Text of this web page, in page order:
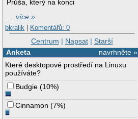
Průša, který na konci
…více »
bkralik
Komentářů: 0
Centrum | Napsat| Starší
navrhněte »
Anketa
Které desktopové prostředí na Linuxu
používáte?
Budgie (10%)
Cinnamon (7%)